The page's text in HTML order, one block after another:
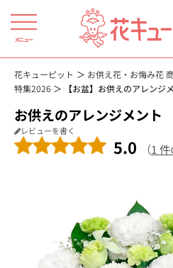
メニュー
花キューピット お供え花・お悔み花
特集2026
【お盆】お供えのアレンジ
お供えのアレンジメント
レビューを書く
5.0 （1